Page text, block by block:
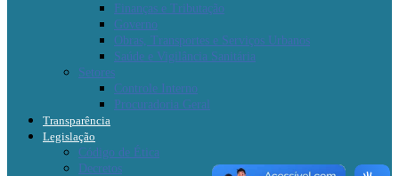
Finanças e Tributação
Governo
Obras, Transportes e Serviços Urbanos
Saúde e Vigilância Sanitária
Setores
Controle Interno
Procuradoria Geral
Transparência
Legislação
Código de Ética
Decretos